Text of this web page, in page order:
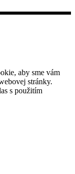
aby sme vám
stránky.
s použitím